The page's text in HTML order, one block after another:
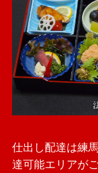
仕出し配達は練
達可能エリアが